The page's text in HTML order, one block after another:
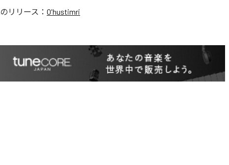
リリース： O'hustimri